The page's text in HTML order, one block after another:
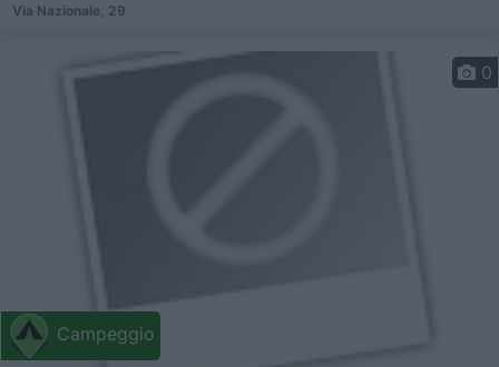
Via Nazionale, 29
Campeggio
0